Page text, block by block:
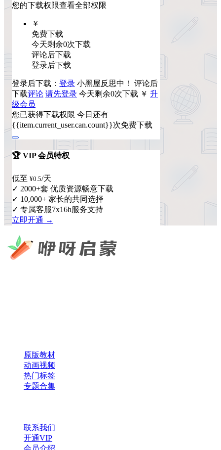
您的下载权限查看全部权限
￥
免费下载
今天剩余0次下载
评论后下载
登录后下载
登录后下载： 登录 小黑屋反思中！ 评论后
下载评论 请先登录 今天剩余0次下载 ￥ 升
级会员
您已获得下载权限 今日还有
{{item.current_user.can.count}}次免费下载
🏆 VIP 会员特权
低至 ¥0.5/天
✓ 2000+套 优质资源畅意下载
✓ 10,000+ 家长的共同选择
✓ 专属客服7x16h服务支持
立即开通 →
原版教材
动画视频
热门标签
专题合集
联系我们
开通VIP